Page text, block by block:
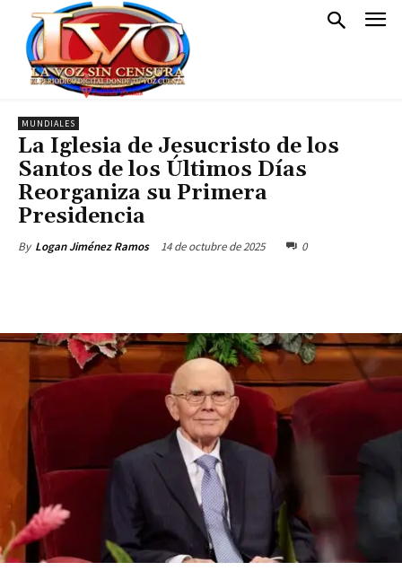
MUNDIALES
La Iglesia de Jesucristo de los
Santos de los Últimos Días
Reorganiza su Primera
Presidencia
By Logan Jiménez Ramos 14 de octubre de 2025 0